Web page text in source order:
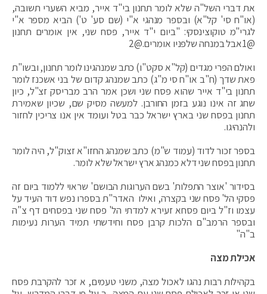
את דברי השל"ה שלא לומר תחנון בי"ד אייר, מביא השערי תשובה,
(או"ח סי' קל"א) ובספר מנהגי א"י (שם סע' ט') הביא מספר א"י
לגרי"מ טוקוצינסקי: "ביום י"ד אייר, פסח שני, אין אומרים תחנון
@1אבל במנחה שלפניו אומרים.@2
ואולם הפרי מגדים (קל"א סקט"ו) כתב שמנהגינו לומר תחנון, ובשו"ת
פאת שדך (ח"ב או"ח סי מ"ג) כתב שמנהג קדום של בני אשכנז לומר
תחנון בי"ד אייר שהוא פסח שני ושכן אמר הרב מבריסק זצ"ל, כיון
שחג זה אינו נוגע בזמן החורבן. למעשה מסיק שם, שכיון שאמירת
תחנון בפסח שני בארץ ישראל כבר בטל ועומד אין אנו צריכין לחזור
ולהנהיגו.
בספר זכור לדוד (עמוד ש"מ) כתב שמנהג החזו"א זצוק"ל, היה לומר
תחנון בפסח שני דלא כמנהג ארץ ישראל שלא לומר.
בסידור 'אוצר התפלות' בשם הערוגות הבושם' שראוי ללמוד ביום זה
פסקי הל' פסח שני בקצרה, ואילו האדר"ת בספרו נפש דוד העיד על
עצמו וז"ל ביום פסחא זעירא למדתי הל' פסח שני בפסחים דף צ"ה
ובספר הרמב"ם הלכות קרבן פסח וחידשתי תמיד הערות נעימות
ב"ה"
אכילת מצה
בקהילות רבות נהגו לאכול מצה, משני טעמים, א זכר להקרבת פסח